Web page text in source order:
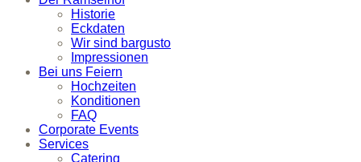
Historie
Eckdaten
Wir sind bargusto
Impressionen
Bei uns Feiern
Hochzeiten
Konditionen
FAQ
Corporate Events
Services
Catering